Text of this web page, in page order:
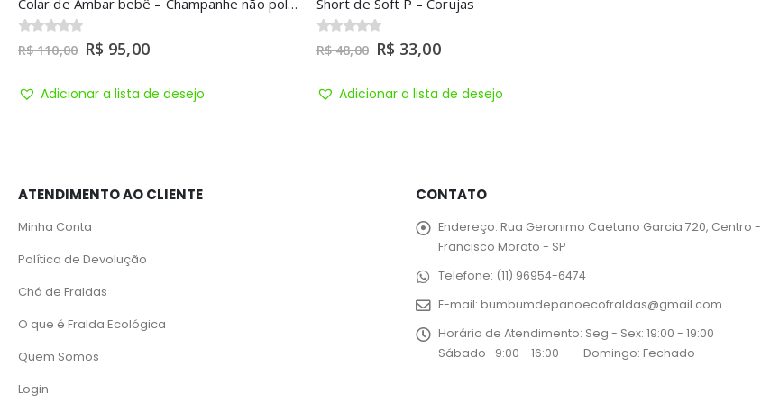
0out of 5
R$48,00 R$33,00
Adicionar a lista de desejo
ATENDIMENTO AO CLIENTE
Minha Conta
Política de Devolução
Chá de Fraldas
O que é Fralda Ecológica
Quem Somos
Login
CONTATO
Endereço: Rua Geronimo Caetano Garcia 720, Centro -
Francisco Morato - SP
Telefone: (11) 96954-6474
E-mail: bumbumdepanoecofraldas@gmail.com
Horário de Atendimento: Seg - Sex: 19:00 - 19:00
Sábado- 9:00 - 16:00 --- Domingo: Fechado